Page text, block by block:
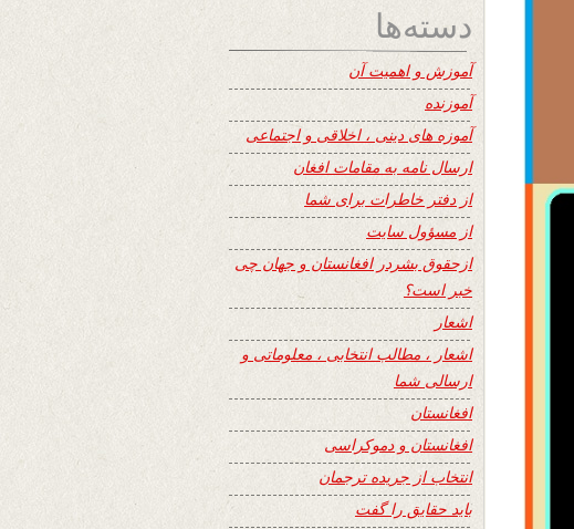
دسته‌ها
آموزش و اهمیت آن
آموزنده
آموزه های دینی ، اخلاقی و اجتماعی
ارسال نامه به مقامات افغان
از دفتر خاطرات برای شما
از مسؤول سایت
ازحقوق بشردر افغانستان و جهان چی
خبر است؟
اشعار
اشعار ، مطالب انتخابی ، معلوماتی و
ارسالی شما
افغانستان
افغانستان و دموکراسی
انتخاب از جریده ترجمان
باید حقایق را گفت